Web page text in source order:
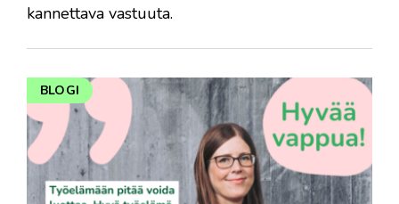
kannettava vastuuta.
BLOGI